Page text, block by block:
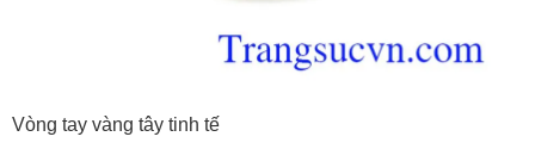
Vòng tay vàng tây tinh tế